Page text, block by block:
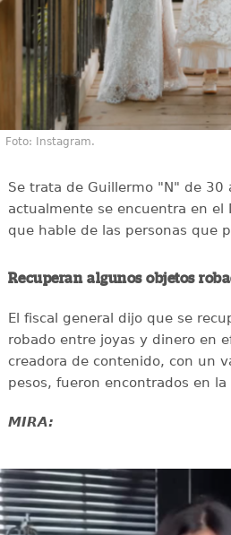
Foto: Instagram.
Se trata de Guillermo "N" de 30
actualmente se encuentra en el
que hable de las personas que
Recuperan algunos objetos
El fiscal general dijo que se
robado entre joyas y dinero en
creadora de contenido, con un
pesos, fueron encontrados en la
MIRA: